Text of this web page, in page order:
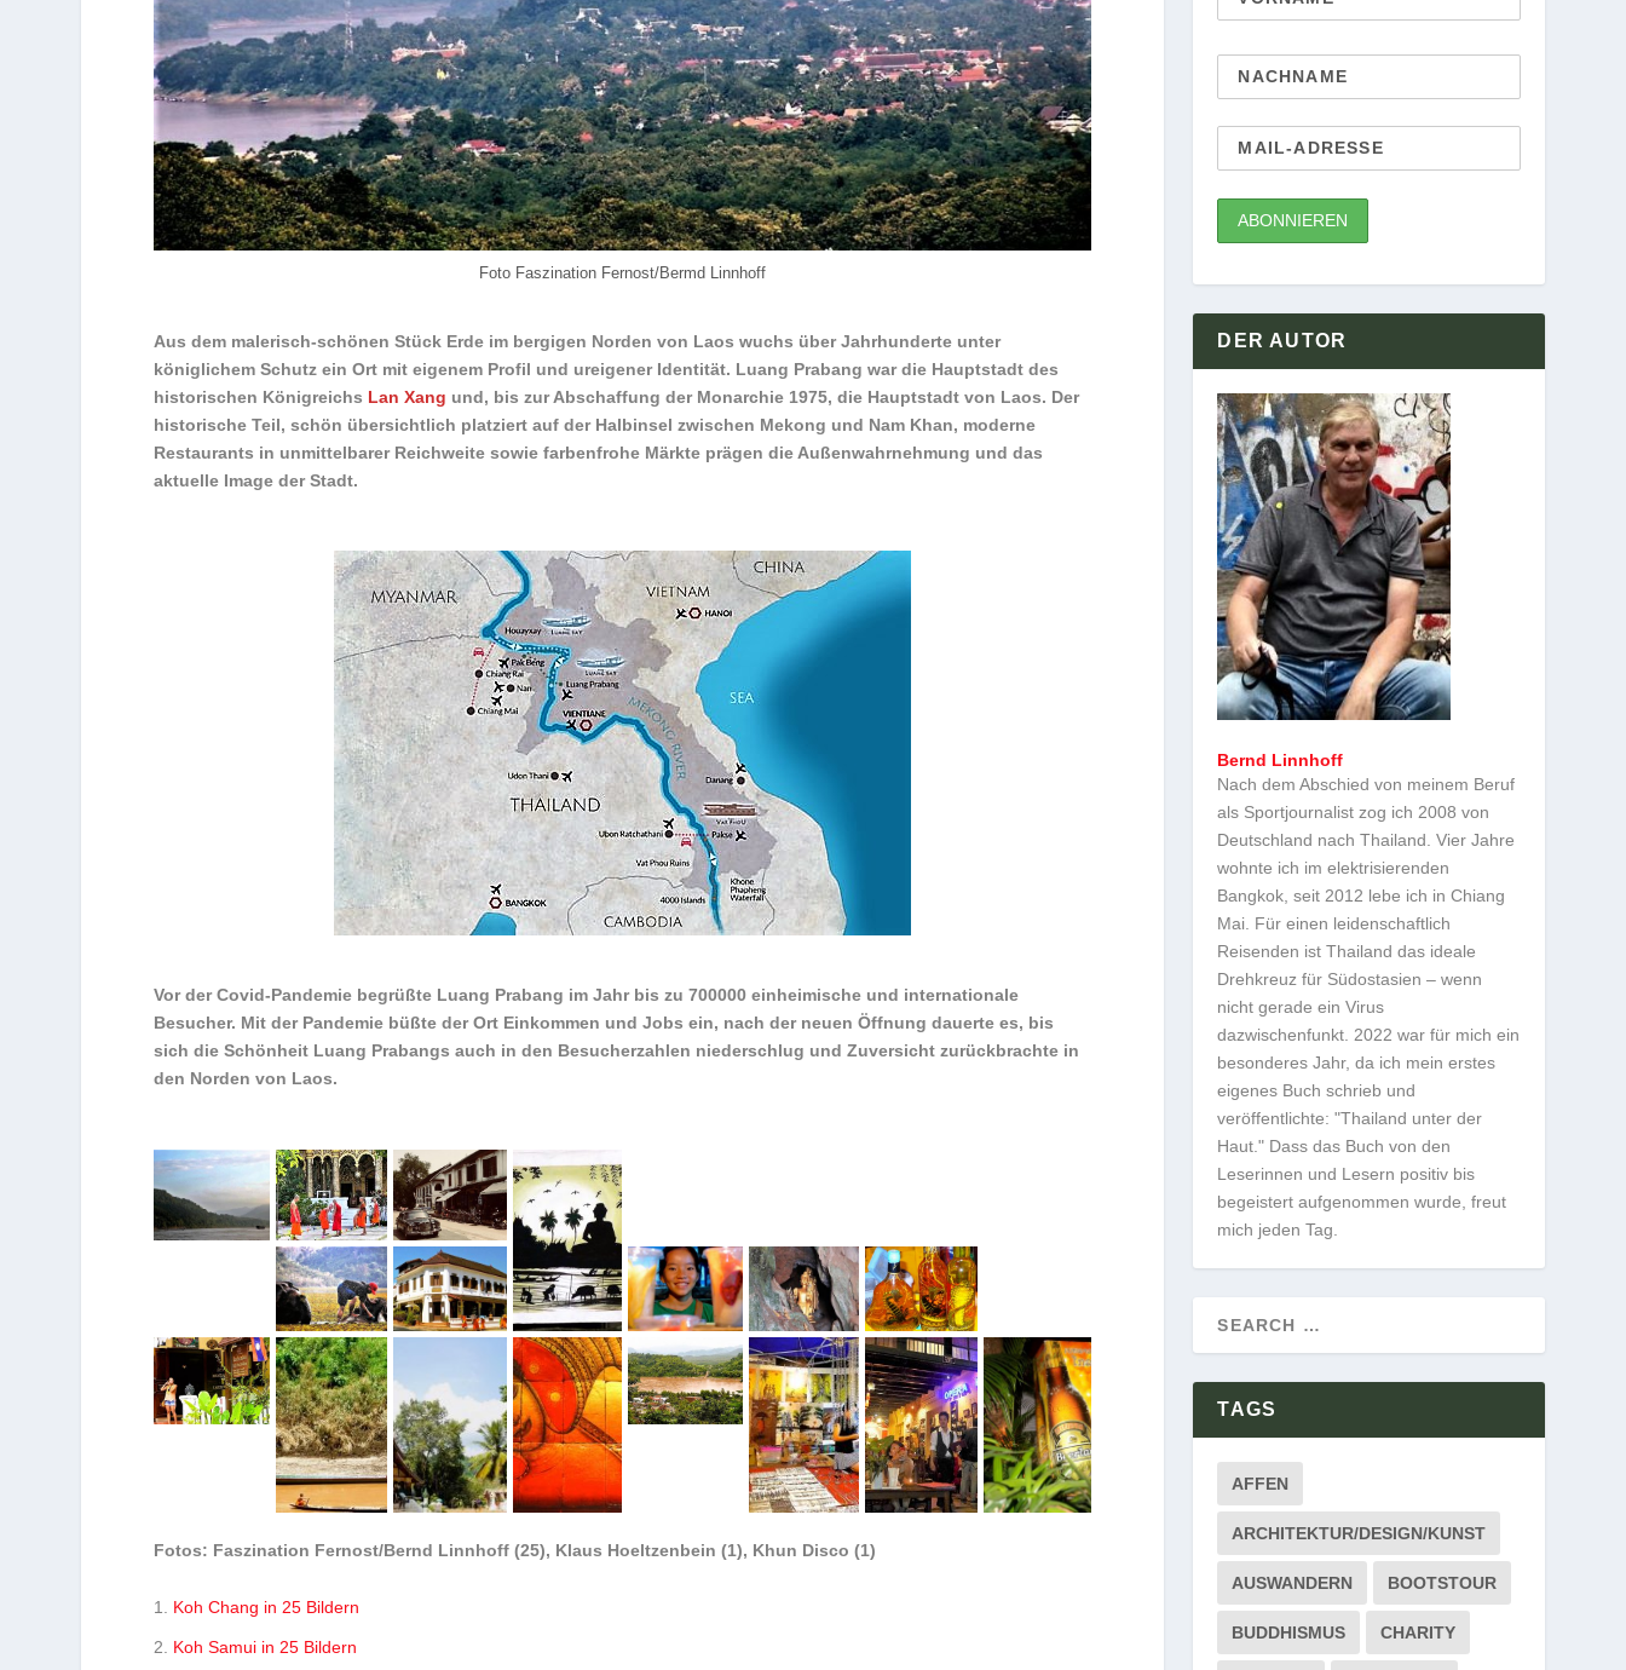
Foto Faszination Fernost/Bermd Linnhoff
Aus dem malerisch-schönen Stück Erde im bergigen Norden von Laos wuchs über Jahrhunderte unter
königlichem Schutz ein Ort mit eigenem Profil und ureigener Identität. Luang Prabang war die Hauptstadt des
historischen Königreichs Lan Xang und, bis zur Abschaffung der Monarchie 1975, die Hauptstadt von Laos. Der
historische Teil, schön übersichtlich platziert auf der Halbinsel zwischen Mekong und Nam Khan, moderne
Restaurants in unmittelbarer Reichweite sowie farbenfrohe Märkte prägen die Außenwahrnehmung und das
aktuelle Image der Stadt.
Vor der Covid-Pandemie begrüßte Luang Prabang im Jahr bis zu 700000 einheimische und internationale
Besucher. Mit der Pandemie büßte der Ort Einkommen und Jobs ein, nach der neuen Öffnung dauerte es, bis
sich die Schönheit Luang Prabangs auch in den Besucherzahlen niederschlug und Zuversicht zurückbrachte in
den Norden von Laos.
Fotos: Faszination Fernost/Bernd Linnhoff (25), Klaus Hoeltzenbein (1), Khun Disco (1)
Koh Chang in 25 Bildern
Koh Samui in 25 Bildern
DER AUTOR
Bernd Linnhoff
Nach dem Abschied von meinem Beruf
als Sportjournalist zog ich 2008 von
Deutschland nach Thailand. Vier Jahre
wohnte ich im elektrisierenden
Bangkok, seit 2012 lebe ich in Chiang
Mai. Für einen leidenschaftlich
Reisenden ist Thailand das ideale
Drehkreuz für Südostasien – wenn
nicht gerade ein Virus
dazwischenfunkt. 2022 war für mich ein
besonderes Jahr, da ich mein erstes
eigenes Buch schrieb und
veröffentlichte: "Thailand unter der
Haut." Dass das Buch von den
Leserinnen und Lesern positiv bis
begeistert aufgenommen wurde, freut
mich jeden Tag.
TAGS
AFFEN
ARCHITEKTUR/DESIGN/KUNST
AUSWANDERN BOOTSTOUR
BUDDHISMUS CHARITY